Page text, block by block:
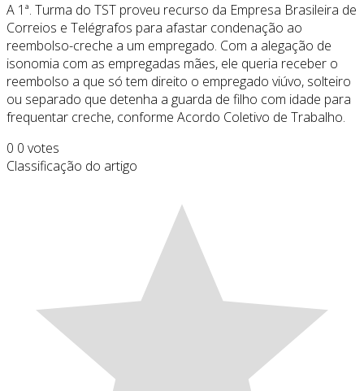
A 1ª. Turma do TST proveu recurso da Empresa Brasileira de
Correios e Telégrafos para afastar condenação ao
reembolso-creche a um empregado. Com a alegação de
isonomia com as empregadas mães, ele queria receber o
reembolso a que só tem direito o empregado viúvo, solteiro
ou separado que detenha a guarda de filho com idade para
frequentar creche, conforme Acordo Coletivo de Trabalho.
0 0 votes
Classificação do artigo